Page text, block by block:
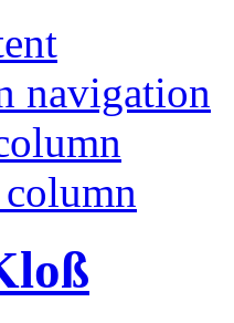
navigation